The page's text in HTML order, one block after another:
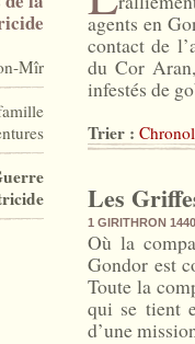
agents en
contact de
du Cor
infestés de
Trier :
Les
1 GIRITHRON
Où la
Gondor est
Toute la
qui se tient
d’une
Mîr